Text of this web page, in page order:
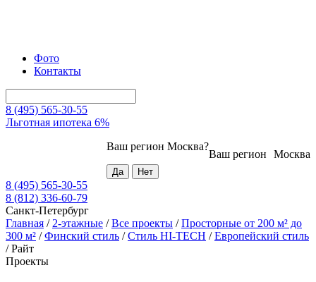
Фото
Контакты
8 (495) 565-30-55
Льготная ипотека 6%
Москва
Ваш регион
Ваш регион Москва?
8 (495) 565-30-55
8 (812) 336-60-79
Санкт-Петербург
Главная / 2-этажные /Все проекты /Просторные от 200 м² до
300 м² /Финский стиль /Стиль HI-TECH /Европейский стиль
/Райт
Проекты